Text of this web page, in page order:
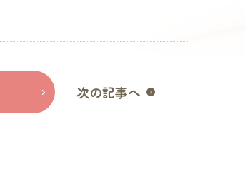
次の記事へ